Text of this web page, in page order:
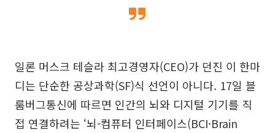
일론 머스크 테슬라 최고경영자(CEO)가 던진 이 한마
디는 단순한 공상과학(SF)식 선언이 아니다. 17일 블
룸버그통신에 따르면 인간의 뇌와 디지털 기기를 직
접 연결하려는 ‘뇌-컴퓨터 인터페이스(BCI·Brain